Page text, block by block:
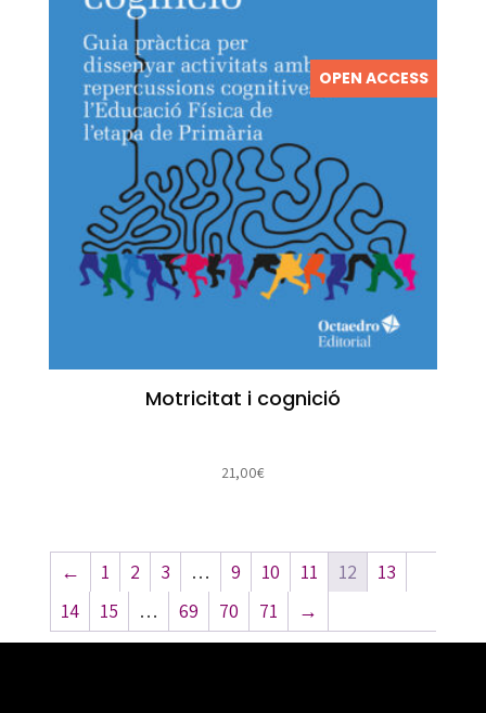
OPEN ACCESS
Motricitat i cognició
21,00€
← 1 2 3 … 9 10 11 12
13
14
15 … 69 70 71 →